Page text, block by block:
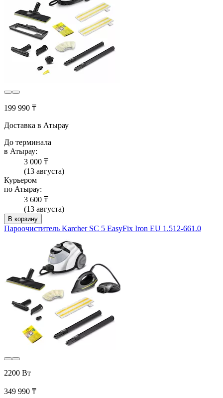
199 990 ₸
Доставка в Атырау
До терминала
в Атырау:
3 000 ₸
(13 августа)
Курьером
по Атырау:
3 600 ₸
(13 августа)
В корзину
Пароочиститель Karcher SC 5 EasyFix Iron EU 1.512-661.0
2200 Вт
349 990 ₸